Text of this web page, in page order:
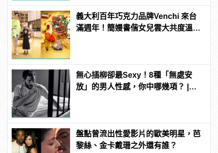
義大利百年巧克力品牌Venchi 來台
滿週年！簡嫚書偕女兒雲大共度溫馨
無心插柳卻最Sexy！8種「無處安
放」的男人性感，你中哪幾項？ |
盤點曾流出性愛影片的歐美明星，芭
黎絲、金卡戴珊之外還有誰？